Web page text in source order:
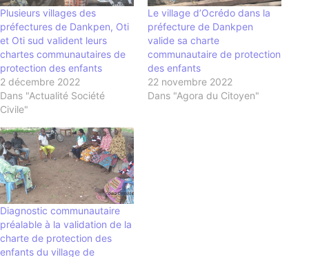
Plusieurs villages des
préfectures de Dankpen, Oti
et Oti sud valident leurs
chartes communautaires de
protection des enfants
2 décembre 2022
Dans "Actualité Société
Civile"
Le village d’Ocrédo dans la
préfecture de Dankpen
valide sa charte
communautaire de protection
des enfants
22 novembre 2022
Dans "Agora du Citoyen"
Diagnostic communautaire
préalable à la validation de la
charte de protection des
enfants du village de